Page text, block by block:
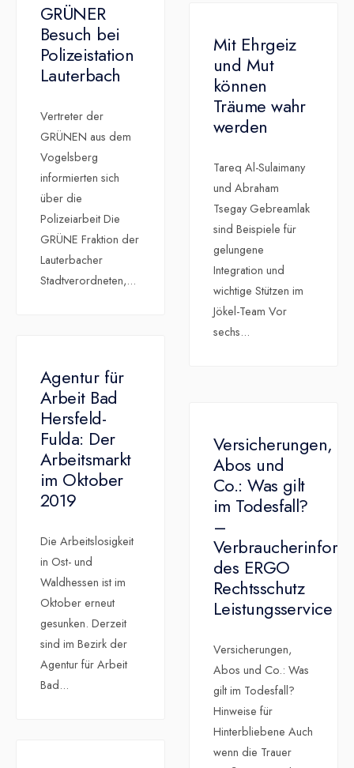
GRÜNER
Besuch bei
Polizeistation
Lauterbach
Vertreter der
GRÜNEN aus dem
Vogelsberg
informierten sich
über die
Polizeiarbeit Die
GRÜNE Fraktion der
Lauterbacher
Stadtverordneten,...
Mit Ehrgeiz
und Mut
können
Träume wahr
werden
Tareq Al-Sulaimany
und Abraham
Tsegay Gebreamlak
sind Beispiele für
gelungene
Integration und
wichtige Stützen im
Jökel-Team Vor
sechs...
Agentur für
Arbeit Bad
Hersfeld-
Fulda: Der
Arbeitsmarkt
im Oktober
2019
Die Arbeitslosigkeit
in Ost- und
Waldhessen ist im
Oktober erneut
gesunken. Derzeit
sind im Bezirk der
Agentur für Arbeit
Bad...
Versicherungen,
Abos und
Co.: Was gilt
im Todesfall?
–
des ERGO
Rechtsschutz
Leistungsservice
Versicherungen,
Abos und Co.: Was
gilt im Todesfall?
Hinweise für
Hinterbliebene Auch
wenn die Trauer